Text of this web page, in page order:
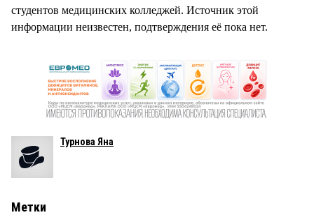
студентов медицинских колледжей. Источник этой
информации неизвестен, подтверждения её пока нет.
Турнова Яна
Метки